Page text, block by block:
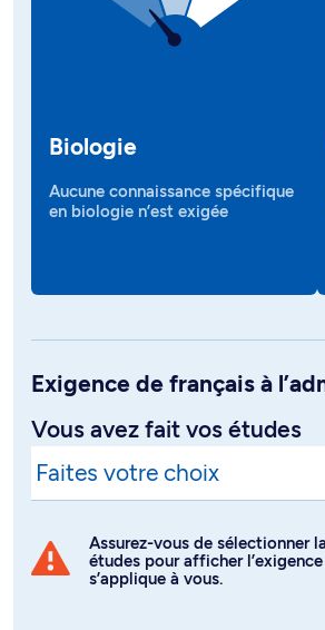
Biologie
Aucune connaissance spécifique
en biologie n’est exigée
Exigence de français à
Vous avez fait vos études
Assurez-vous de sélectionner
études pour afficher
s’applique à vous.